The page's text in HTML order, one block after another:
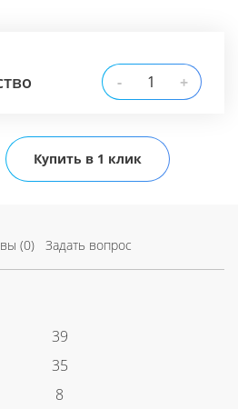
- +
Купить в 1 клик
(0) Задать вопрос
39
35
8